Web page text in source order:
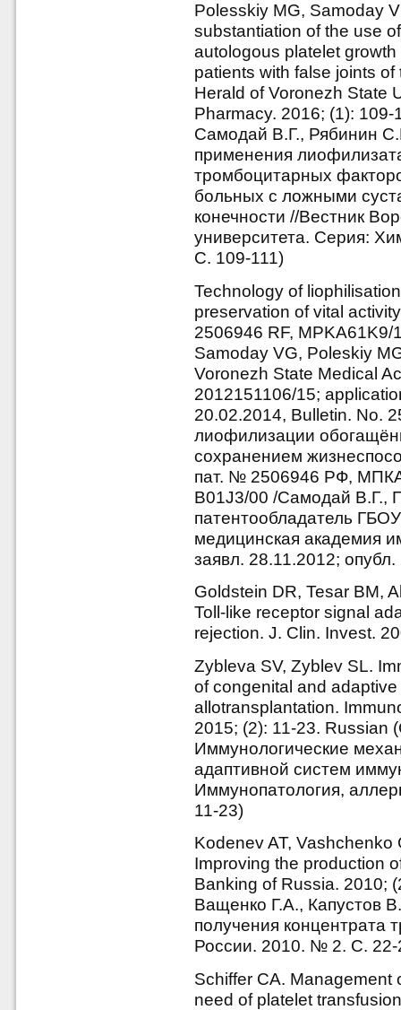
Polesskiy MG, Samoday
substantiation of the use
autologous platelet
patients with false joints
Herald of Voronezh State
Pharmacy. 2016; (1):
Самодай В.Г., Рябинин
применения
тромбоцитарных
больных с ложными
конечности //Вестник
университета. Серия:
С. 109-111)
Technology of
preservation of vital
2506946 RF,
Samoday VG, Poleskiy
Voronezh State Medical
2012151106/15;
20.02.2014, Bulletin. No.
лиофилизации
сохранением
пат. № 2506946 РФ,
B01J3/00 /Самодай В.Г.,
патентообладатель
медицинская академия
заявл. 28.11.2012;
Goldstein DR, Tesar BM,
Toll-like receptor signal
rejection. J. Clin. Invest.
Zybleva SV, Zyblev SL.
of congenital and
allotransplantation.
2015; (2): 11-23.
Иммунологические
адаптивной систем
Иммунопатология,
11-23)
Kodenev AT,
Improving the production
Banking of Russia. 2010;
Ващенко Г.А., Капустов
получения концентрата
России. 2010. № 2. С. 22-
Schiffer CA. Management
need of platelet